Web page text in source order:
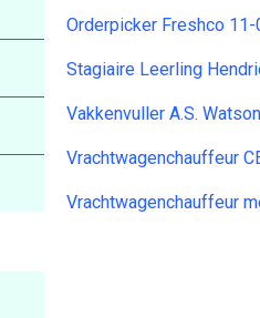
Orderpicker Freshco
Stagiaire Leerling
Vakkenvuller A.S.
Vrachtwagenchauffeur
Vrachtwagenchauffeur